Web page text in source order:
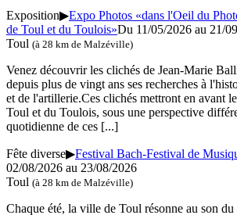
Exposition▶Expo Photos «dans l'Oeil du
de Toul et du Toulois»Du 11/05/2026 au 21/
Toul (à 28 km de Malzéville)
Venez découvrir les clichés de Jean-Marie
depuis plus de vingt ans ses recherches à
et de l'artillerie.Ces clichés mettront en avant
Toul et du Toulois, sous une perspective
quotidienne de ces [...]
Fête diverse▶Festival Bach-Festival de
02/08/2026 au 23/08/2026
Toul (à 28 km de Malzéville)
Chaque été, la ville de Toul résonne au son